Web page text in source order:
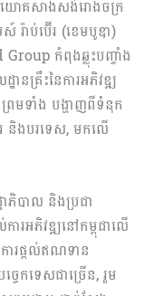
ោគសាងសង់រោងចក្រ
ាប់ប៊ើរ (ខេមបូឌា)
កំពុងឆ្លុះបញ្ចាំង
នគ្រឹះនៃការអភិវឌ្ឍ
រមទាំង បង្ហាញពីទំនុក
និងបរទេស, មកលើ
ភិបាល និងប្រជា
រអភិវឌ្ឍនៅកម្ពុជាលើ
ារផ្តល់ឥណទាន
កទេសជាច្រើន, រួម